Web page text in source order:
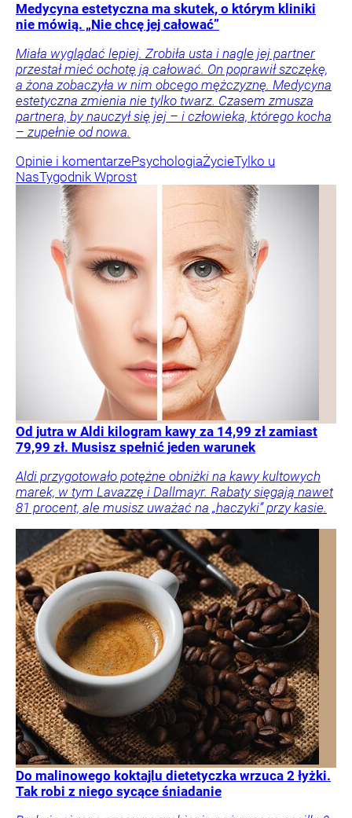
Medycyna estetyczna ma skutek, o którym kliniki
nie mówią. „Nie chcę jej całować”
Miała wyglądać lepiej. Zrobiła usta i nagle jej partner
przestał mieć ochotę ją całować. On poprawił szczękę,
a żona zobaczyła w nim obcego mężczyznę. Medycyna
estetyczna zmienia nie tylko twarz. Czasem zmusza
partnera, by nauczył się jej – i człowieka, którego kocha
– zupełnie od nowa.
Opinie i komentarzePsychologiaŻycieTylko u
NasTygodnik Wprost
Od jutra w Aldi kilogram kawy za 14,99 zł zamiast
79,99 zł. Musisz spełnić jeden warunek
Aldi przygotowało potężne obniżki na kawy kultowych
marek, w tym Lavazzę i Dallmayr. Rabaty sięgają nawet
81 procent, ale musisz uważać na „haczyki” przy kasie.
Do malinowego koktajlu dietetyczka wrzuca 2 łyżki.
Tak robi z niego sycące śniadanie